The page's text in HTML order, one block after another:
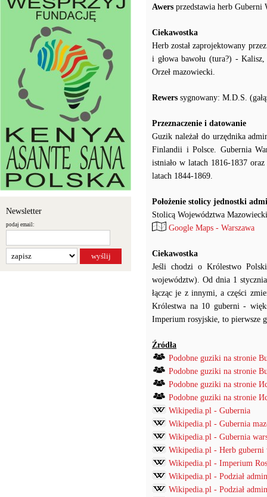
Newsletter
podaj email:
Awers przedstawia herb Guberni
Ciekawostka
Herb został zaprojektowany
i głowa bawołu (tura?) -
Orzeł mazowiecki.
Rewers sygnowany: M.D.S.
Przeznaczenie i datowanie
Guzik należał do urzędnika
Finlandii i Polsce. Gubernia
istniało w latach 1816-1837
latach 1844-1869.
Położenie stolicy jednostki
Stolicą Województwa
Google Maps - Warszawa
Ciekawostka
Jeśli chodzi o Królestwo
województw). Od dnia 1
łącząc je z innymi, a części
Królestwa na 10 guberni -
Imperium rosyjskie, to pierwsze
Źródła
Podobne guziki na stronie
Podobne guziki na stronie
Podobne guziki na stronie
Podobne guziki na stronie
Wikipedia.pl - Gubernia
Wikipedia.pl - Gubernia
Wikipedia.pl - Gubernia
Wikipedia.pl - Herb guberni
Wikipedia.pl - Imperium
Wikipedia.pl - Podział
Wikipedia.pl - Podział